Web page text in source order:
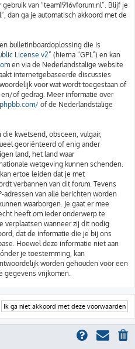
van “team1916vforum.nl”. Blijf je
dan ga je automatisch akkoord met de
bulletinboardoplossing die is
License v2” (hierna “GPL”) en kan
en via de Nederlandstalige website
internetgebaseerde discussies
voor wat wordt toegestaan of
of gedrag. Meer informatie over
of de Nederlandstalige
kwetsend, obsceen, vulgair,
georiënteerd of enig ander
land, het land waar
wetgeving kunnen schenden.
ertoe leiden dat je met
verbannen van dit forum. Tevens
adressen van alle berichten worden
waarborgen. Je gaat er mee
heeft om ieder onderwerp te
verplaatsen wanneer zij dit nodig
dat de informatie die je bij ons
Hoewel deze informatie niet aan
je toestemming, kan
worden gehouden voor een
gegevens vrijkomen.